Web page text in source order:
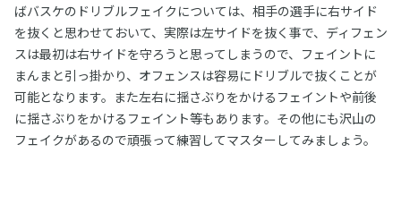
ばバスケのドリブルフェイクについては、相手の選手に右サイド
を抜くと思わせておいて、実際は左サイドを抜く事で、ディフェン
スは最初は右サイドを守ろうと思ってしまうので、フェイントに
まんまと引っ掛かり、オフェンスは容易にドリブルで抜くことが
可能となります。また左右に揺さぶりをかけるフェイントや前後
に揺さぶりをかけるフェイント等もあります。その他にも沢山の
フェイクがあるので頑張って練習してマスターしてみましょう。